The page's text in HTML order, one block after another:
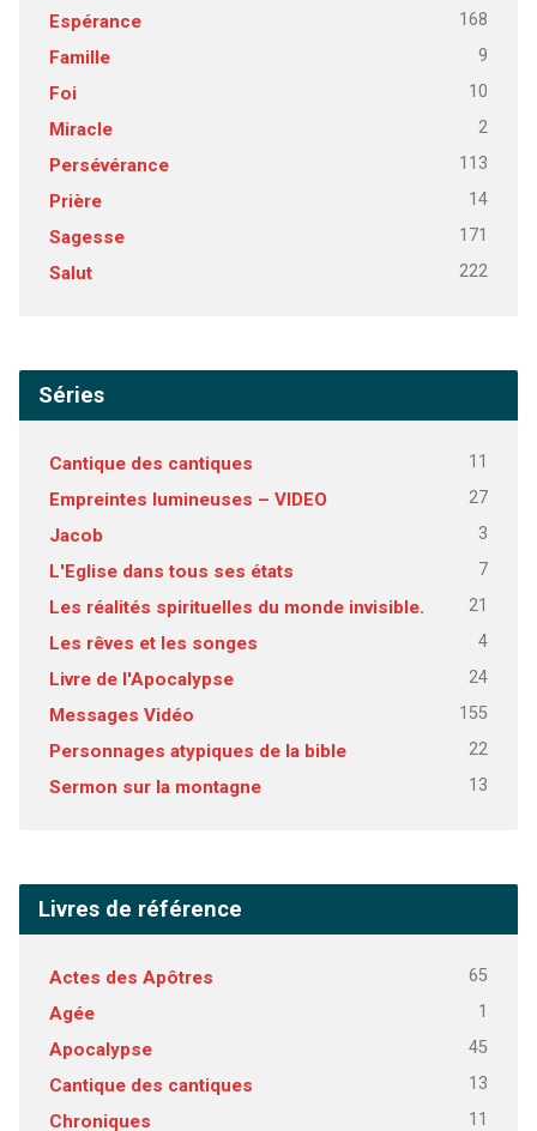
Espérance 168
Famille 9
Foi 10
Miracle 2
Persévérance 113
Prière 14
Sagesse 171
Salut 222
Séries
Cantique des cantiques 11
Empreintes lumineuses – VIDEO 27
Jacob 3
L'Eglise dans tous ses états 7
Les réalités spirituelles du monde invisible. 21
Les rêves et les songes 4
Livre de l'Apocalypse 24
Messages Vidéo 155
Personnages atypiques de la bible 22
Sermon sur la montagne 13
Livres de référence
Actes des Apôtres 65
Agée 1
Apocalypse 45
Cantique des cantiques 13
Chroniques 11